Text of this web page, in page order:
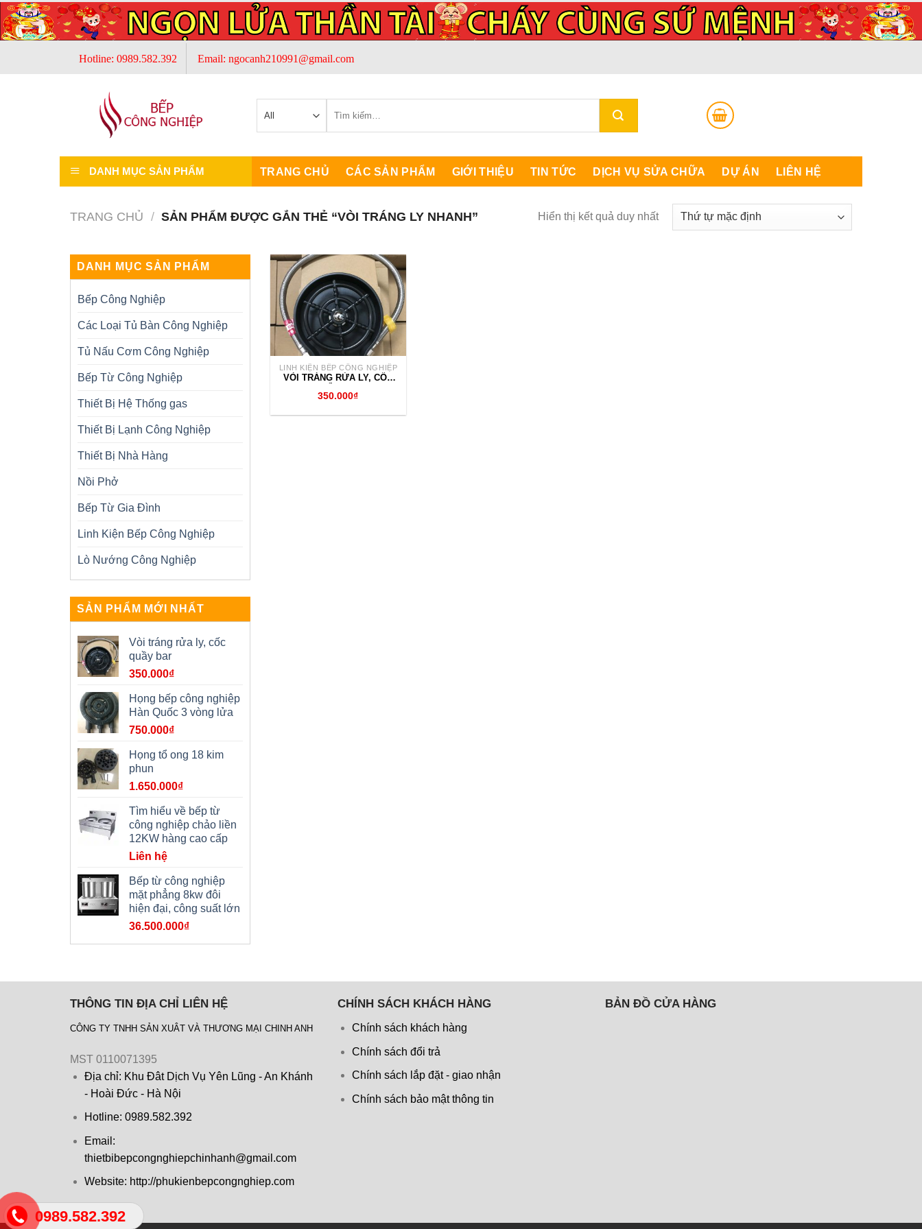
0989.582.392
Skip
to
content
Hotline: 0989.582.392
Email: ngocanh210991@gmail.com
kiếm:
DANH MỤC SẢN PHẨM TRANG CHỦ CÁC SẢN PHẨM GIỚI THIỆU TIN TỨC DỊCH VỤ SỬA CHỮA DỰ ÁN LIÊN HỆ
TRANG CHỦ / SẢN PHẨM ĐƯỢC GẮN THẺ “VÒI TRÁNG LY NHANH” Hiển thị kết quả duy nhất
DANH MỤC SẢN PHẨM
Bếp Công Nghiệp
Các Loại Tủ Bàn Công Nghiệp
Tủ Nấu Cơm Công Nghiệp
Bếp Từ Công Nghiệp
Thiết Bị Hệ Thống gas
Thiết Bị Lạnh Công Nghiệp
Thiết Bị Nhà Hàng
Nồi Phở
Bếp Từ Gia Đình
Linh Kiện Bếp Công Nghiệp
Lò Nướng Công Nghiệp
SẢN PHẨM MỚI NHẤT
Vòi tráng rửa ly, cốc
quầy bar
350.000₫
Họng bếp công nghiệp
Hàn Quốc 3 vòng lửa
750.000₫
Họng tổ ong 18 kim
phun
1.650.000₫
Tìm hiểu về bếp từ
công nghiệp chảo liền
12KW hàng cao cấp
Liên hệ
Bếp từ công nghiệp
mặt phẳng 8kw đôi
hiện đại, công suất lớn
36.500.000₫
LINH KIỆN BẾP CÔNG NGHIỆP
VÒI TRÁNG RỬA LY, CỐC
350.000₫
THÔNG TIN ĐỊA CHỈ LIÊN HỆ
CÔNG TY TNHH SẢN XUÂT VÀ THƯƠNG MẠI CHINH ANH
MST 0110071395
Địa chỉ: Khu Đât Dịch Vụ Yên Lũng - An Khánh
- Hoài Đức - Hà Nội
Hotline: 0989.582.392
Email:
thietbibepcongnghiepchinhanh@gmail.com
Website: http://phukienbepcongnghiep.com
CHÍNH SÁCH KHÁCH HÀNG
Chính sách khách hàng
Chính sách đổi trả
Chính sách lắp đặt - giao nhận
Chính sách bảo mật thông tin
BẢN ĐỒ CỬA HÀNG